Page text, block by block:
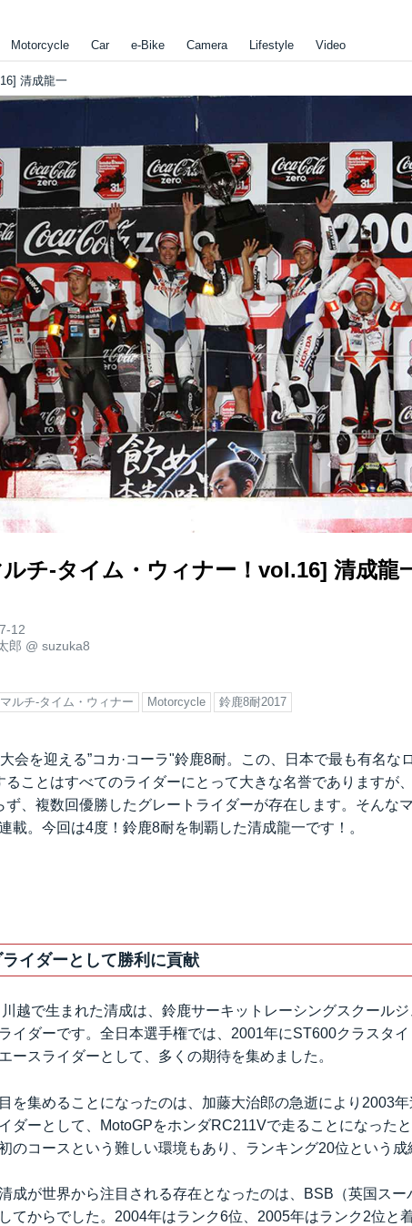
Motorcycle Car e-Bike Camera Lifestyle Video
清成龍一
チ-タイム・ウィナー！vol.16] 清成龍
12
郎 @suzuka8
ルチ-タイム・ウィナー Motorcycle 鈴鹿8耐2017
会を迎える”コカ·コーラ"鈴鹿8耐。この、日本で最も有名な
ることはすべてのライダーにとって大きな名誉でありますが
ず、複数回優勝したグレートライダーが存在します。そんな
載。今回は4度！鈴鹿8耐を制覇した清成龍一です！。
イダーとして勝利に貢献
越で生まれた清成は、鈴鹿サーキットレーシングスクール
イダーです。全日本選手権では、2001年にST600クラスタ
ースライダーとして、多くの期待を集めました。
を集めることになったのは、加藤大治郎の急逝により2003
ダーとして、MotoGPをホンダRC211Vで走ることになった
のコースという難しい環境もあり、ランキング20位という成
成が世界から注目される存在となったのは、BSB（英国スー
てからでした。2004年はランク6位、2005年はランク2位と